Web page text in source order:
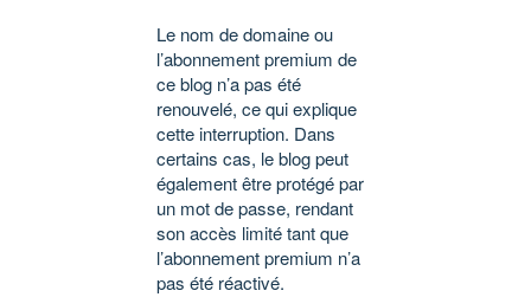
Le nom de domaine ou
l’abonnement premium de
ce blog n’a pas été
renouvelé, ce qui explique
cette interruption. Dans
certains cas, le blog peut
également être protégé par
un mot de passe, rendant
son accès limité tant que
l’abonnement premium n’a
pas été réactivé.